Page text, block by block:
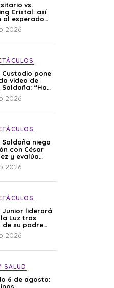
vs.
Cristal: así
al esperado
2026
Custodio pone
video de
“Hay
que de repente
editado”
2026
Saldaña niega
con César
y evalúa
a su
“Es una
2026
Junior liderará
Luz tras
de su padre
con
2026
SALUD
6 de agosto: